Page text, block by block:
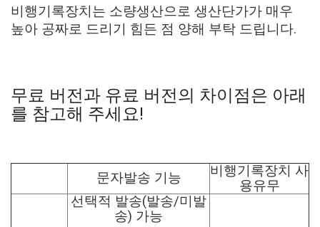
비행기록장치는 소량생산으로 생산단가가 매우
높아 공짜로 드리기 힘든 점 양해 부탁 드립니다.
무료 버전과 유료 버전의 차이점은 아래
를 참고해 주세요!
문자발송 기능
비행기록장치 사
용유무
선택적 발송(발송/미발
송) 가능